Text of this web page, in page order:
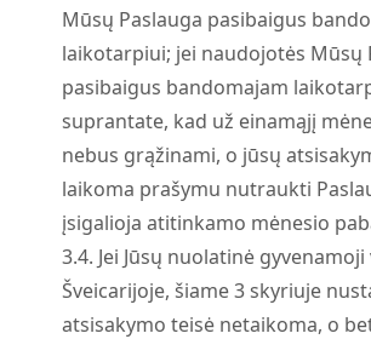
Mūsų Paslauga pasibaigus
laikotarpiui; jei naudojotės Mūsų
pasibaigus bandomajam
suprantate, kad už einamąjį
nebus grąžinami, o jūsų
laikoma prašymu nutraukti
įsigalioja atitinkamo mėnesio
3.4. Jei Jūsų nuolatinė
Šveicarijoje, šiame 3 skyriuje
atsisakymo teisė netaikoma, o